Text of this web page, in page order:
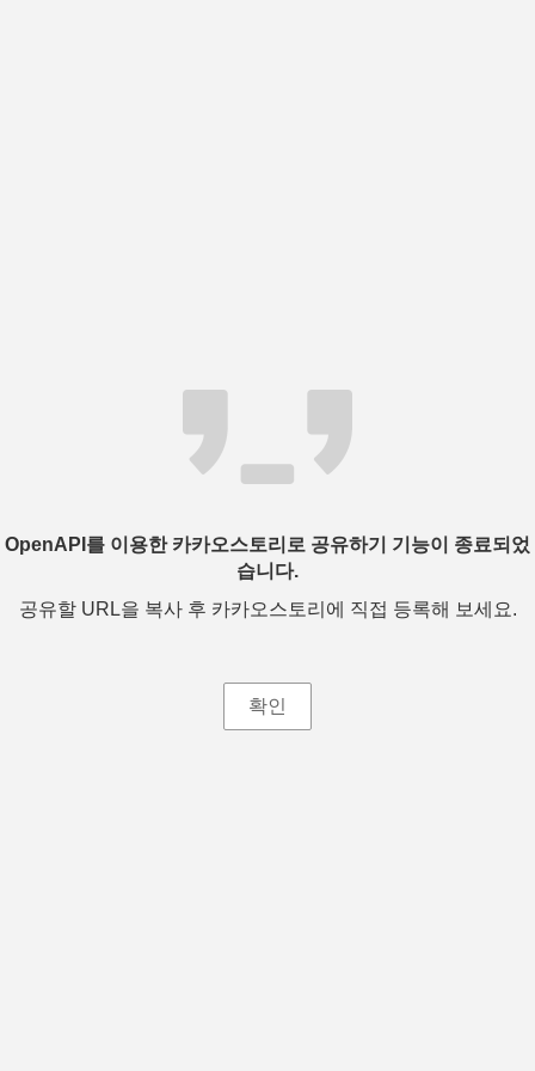
OpenAPI를 이용한 카카오스토리로 공유하기 기능이 종료되었
습니다.
공유할 URL을 복사 후 카카오스토리에 직접 등록해 보세요.
확인